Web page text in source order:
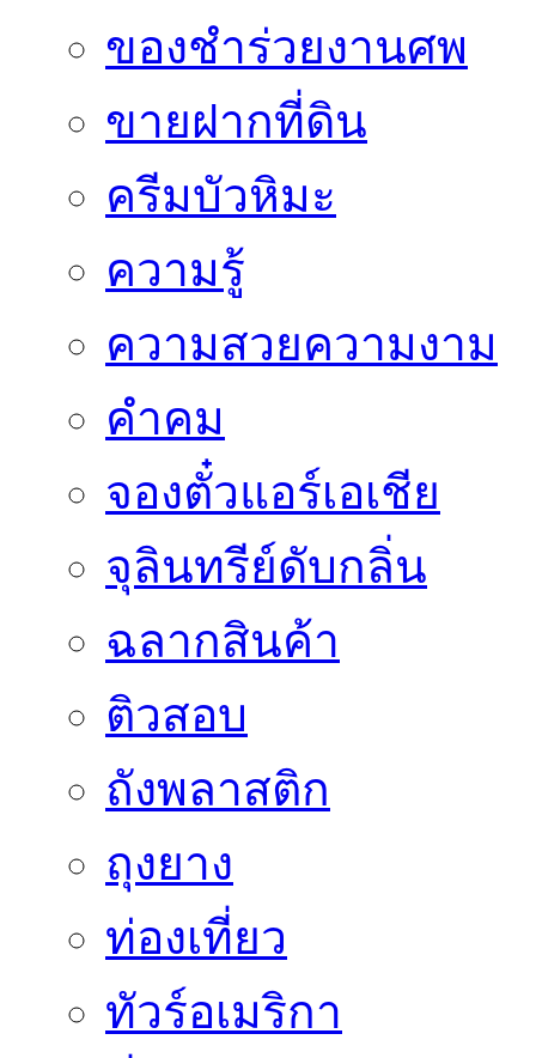
ของชำร่วยงานศพ
ขายฝากที่ดิน
ครีมบัวหิมะ
ความรู้
ความสวยความงาม
คำคม
จองตั๋วแอร์เอเชีย
จุลินทรีย์ดับกลิ่น
ฉลากสินค้า
ติวสอบ
ถังพลาสติก
ถุงยาง
ท่องเที่ยว
ทัวร์อเมริกา